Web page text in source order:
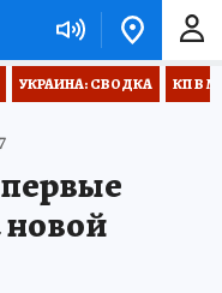
УКРАИНА: СВОДКА КП В
новой